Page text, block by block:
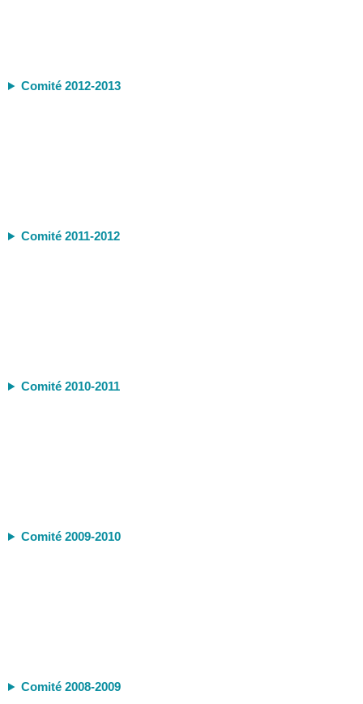
Comité 2012-2013
Comité 2011-2012
Comité 2010-2011
Comité 2009-2010
Comité 2008-2009